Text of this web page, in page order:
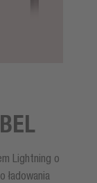
Lightning o
ładowania